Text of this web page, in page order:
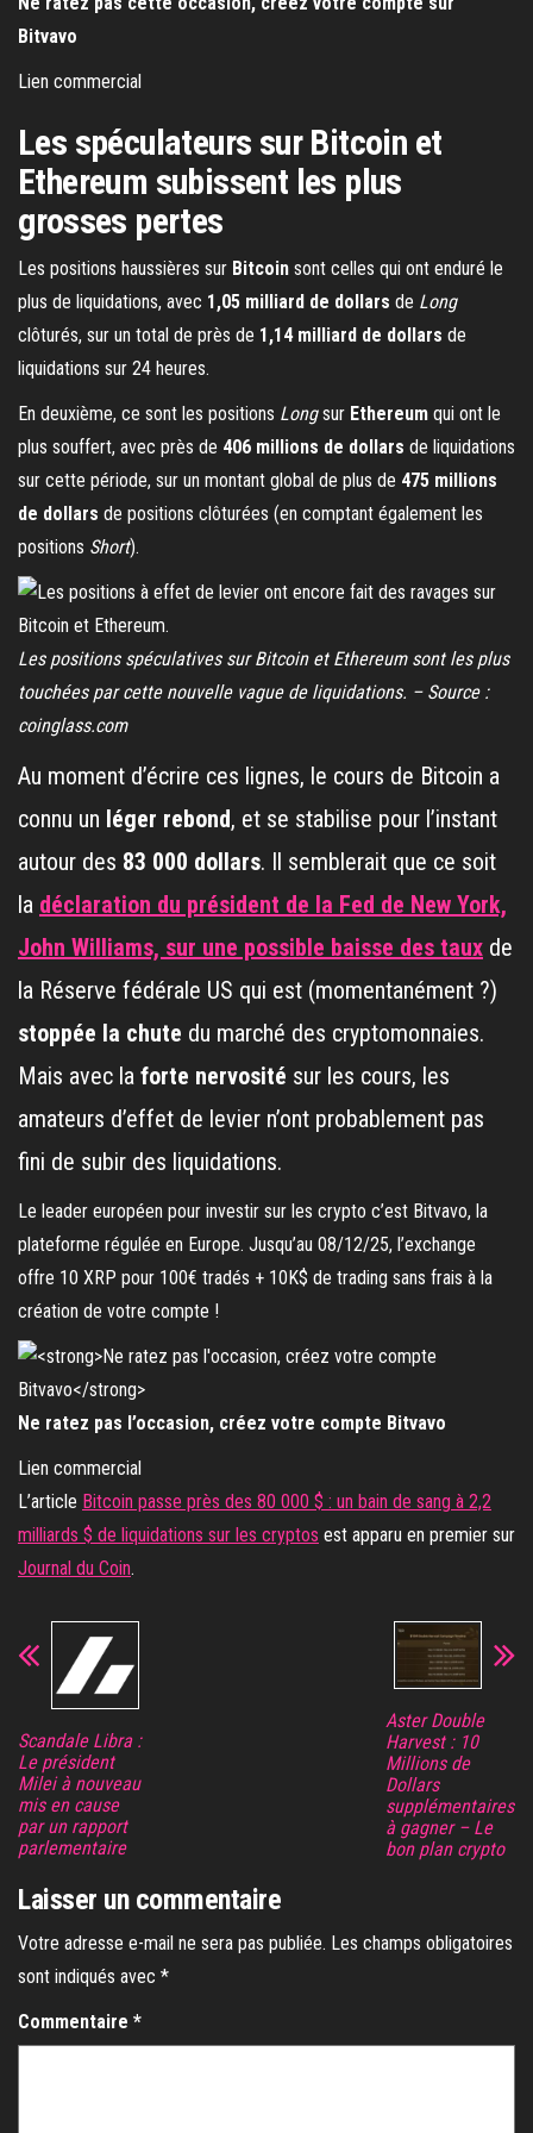
Bitvavo
Lien commercial
Les spéculateurs sur Bitcoin et
Ethereum subissent les plus
grosses pertes
Les positions haussières sur Bitcoin sont celles qui ont enduré le
plus de liquidations, avec 1,05 milliard de dollars de Long
clôturés, sur un total de près de 1,14 milliard de dollars de
liquidations sur 24 heures.
En deuxième, ce sont les positions Longsur Ethereum qui ont le
plus souffert, avec près de 406 millions de dollars de liquidations
sur cette période, sur un montant global de plus de 475 millions
de dollars de positions clôturées (en comptant également les
positions Short).
Les positions spéculatives sur Bitcoin et Ethereum sont les plus
touchées par cette nouvelle vague de liquidations. – Source :
coinglass.com
Au moment d’écrire ces lignes, le cours de Bitcoin a
connu un léger rebond, et se stabilise pour l’instant
autour des 83 000 dollars. Il semblerait que ce soit
la déclaration du président de la Fed de New York,
John Williams, sur une possible baisse des taux de
la Réserve fédérale US qui est (momentanément ?)
stoppée la chute du marché des cryptomonnaies.
Mais avec la forte nervosité sur les cours, les
amateurs d’effet de levier n’ont probablement pas
fini de subir des liquidations.
Le leader européen pour investir sur les crypto c’est Bitvavo, la
plateforme régulée en Europe. Jusqu’au 08/12/25, l’exchange
offre 10 XRP pour 100€ tradés + 10K$ de trading sans frais à la
création de votre compte !
Ne ratez pas l’occasion, créez votre compte Bitvavo
Lien commercial
L’article Bitcoin passe près des 80 000 $ : un bain de sang à 2,2
milliards $ de liquidations sur les cryptos est apparu en premier sur
Journal du Coin.
Scandale Libra :
Le président
Milei à nouveau
mis en cause
par un rapport
parlementaire
Aster Double
Harvest : 10
Millions de
Dollars
supplémentaires
à gagner – Le
bon plan crypto
Laisser un commentaire
Votre adresse e-mail ne sera pas publiée. Les champs obligatoires
sont indiqués avec *
Commentaire *